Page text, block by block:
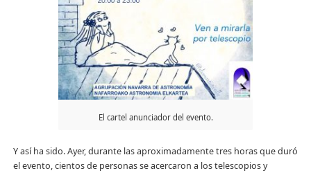
El cartel anunciador del evento.
Y así ha sido. Ayer, durante las aproximadamente tres horas que duró
el evento, cientos de personas se acercaron a los telescopios y